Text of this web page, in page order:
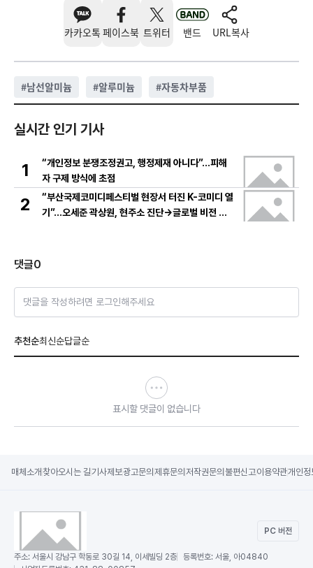
카카오톡 페이스북 트위터 밴드 URL복사
#남선알미늄 #알루미늄 #자동차부품
실시간 인기 기사
1
“개인정보 분쟁조정권고, 행정제재 아니다”…피해
자 구제 방식에 초점
2
“부산국제코미디페스티벌 현장서 터진 K-코미디 열
기”…오세준 곽상원, 현주소 진단→글로벌 비전 제
댓글0
댓글을 작성하려면 로그인해주세요
추천순최신순답글순
표시할 댓글이 없습니다
매체소개 찾아오시는 길기사제보광고문의 제휴문의 저작권문의 불편신고이용약관개인정
PC 버전
주소: 서울시 강남구 학동로 30길 14, 이세빌딩 2층 등록번호: 서울, 아04840